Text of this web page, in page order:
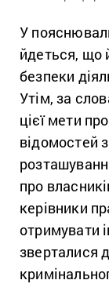
У
йдеться, що
безпеки
Утім, за
цієї мети
відомостей
про
керівники
отримувати
зверталися